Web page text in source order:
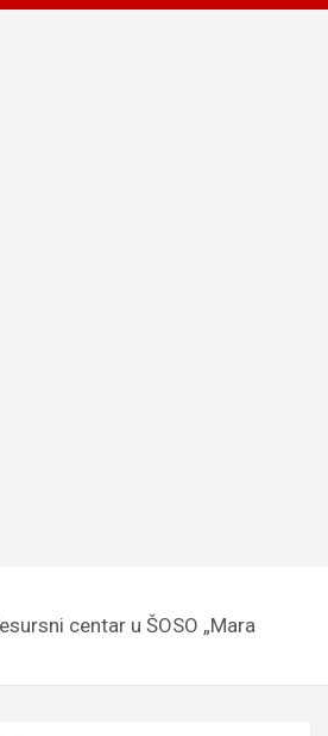
centar u ŠOSO „Mara